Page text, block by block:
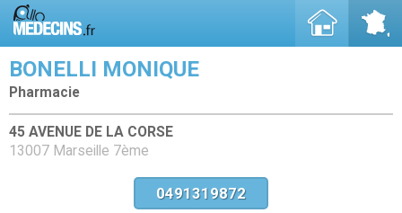
BONELLI MONIQUE
Pharmacie
45 AVENUE DE LA CORSE
13007 Marseille 7ème
0491319872